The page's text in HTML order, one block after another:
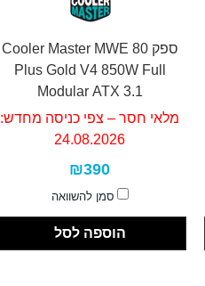
ספק Cooler Master MWE 80
Plus Gold V4 850W Full
Modular ATX 3.1
מלאי חסר – צפי כניסה מחדש:
24.08.2026
₪390
סמן להשוואה
הוספה לסל